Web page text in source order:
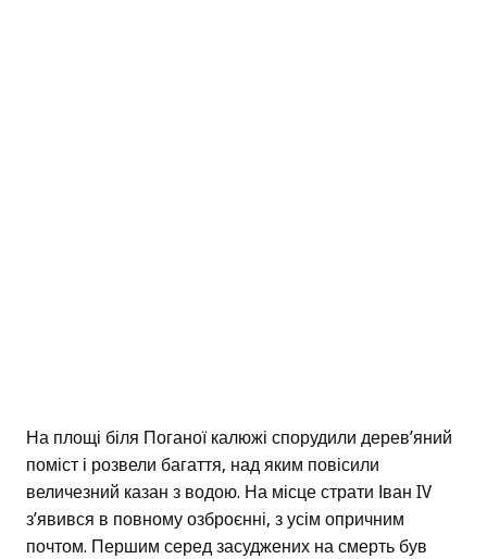
На площі біля Поганої калюжі спорудили дерев’яний
поміст і розвели багаття, над яким повісили
величезний казан з водою. На місце страти Іван IV
з’явився в повному озброєнні, з усім опричним
почтом. Першим серед засуджених на смерть був